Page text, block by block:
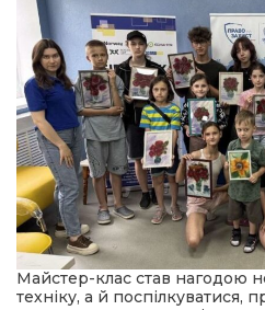
Майстер-клас став нагодою
техніку, а й поспілкуватися,